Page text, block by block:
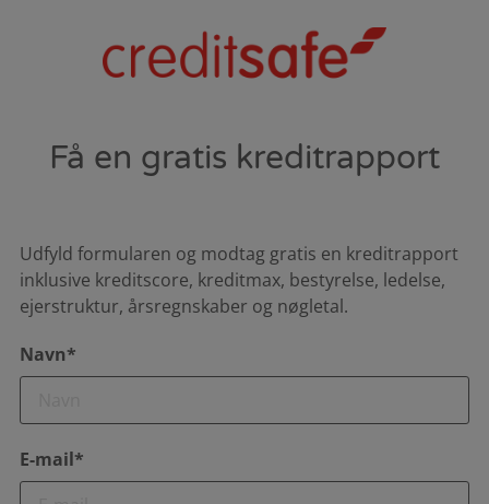
Få en gratis kreditrapport
Udfyld formularen og modtag gratis en kreditrapport
inklusive kreditscore, kreditmax, bestyrelse, ledelse,
ejerstruktur, årsregnskaber og nøgletal.
Navn*
E-mail*